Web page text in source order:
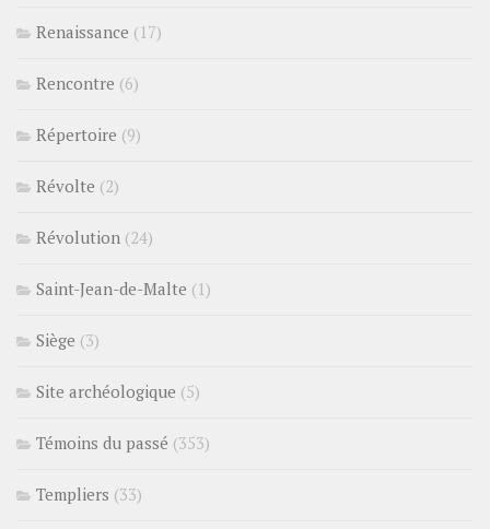
Renaissance (17)
Rencontre (6)
Répertoire (9)
Révolte (2)
Révolution (24)
Saint-Jean-de-Malte (1)
Siège (3)
Site archéologique (5)
Témoins du passé (353)
Templiers (33)